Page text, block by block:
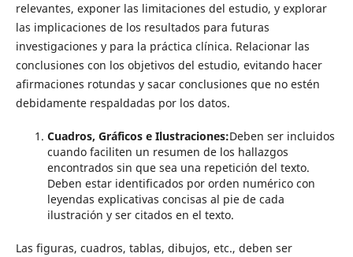
relevantes, exponer las limitaciones del estudio, y explorar
las implicaciones de los resultados para futuras
investigaciones y para la práctica clínica. Relacionar las
conclusiones con los objetivos del estudio, evitando hacer
afirmaciones rotundas y sacar conclusiones que no estén
debidamente respaldadas por los datos.
Cuadros, Gráficos e Ilustraciones:Deben ser incluidos
cuando faciliten un resumen de los hallazgos
encontrados sin que sea una repetición del texto.
Deben estar identificados por orden numérico con
leyendas explicativas concisas al pie de cada
ilustración y ser citados en el texto.
Las figuras, cuadros, tablas, dibujos, etc., deben ser